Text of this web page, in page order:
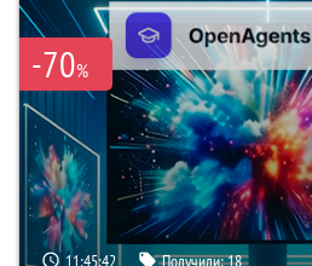
-70%
11:45:41 Получили:18